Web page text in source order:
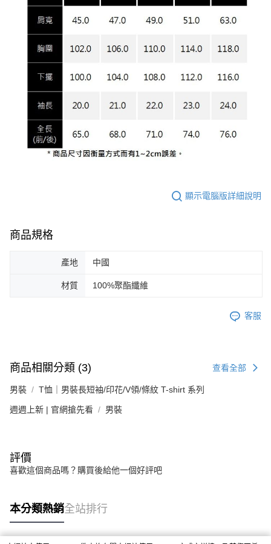
顯示電腦版詳細說明
商品規格
產地 中國
材質 100%聚酯纖維
客服
商品相關分類 (3) 查看全部
男裝 T恤｜男裝長短袖/印花/V領/條紋 T-shirt 系列
週週上新 | 官網搶先看 男裝
評價
喜歡這個商品嗎？購買後給他一個好評吧
本分類熱銷全站排行